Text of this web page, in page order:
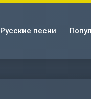
Русские песни